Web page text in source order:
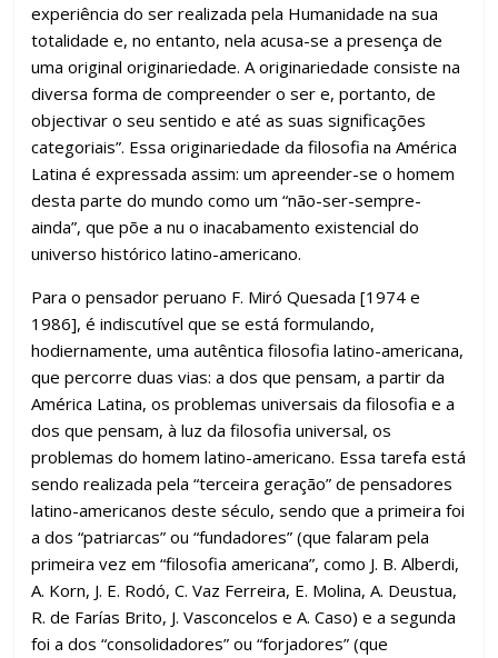
experiência do ser realizada pela Humanidade na sua
totalidade e, no entanto, nela acusa-se a presença de
uma original originariedade. A originariedade consiste na
diversa forma de compreender o ser e, portanto, de
objectivar o seu sentido e até as suas significações
categoriais”. Essa originariedade da filosofia na América
Latina é expressada assim: um apreender-se o homem
desta parte do mundo como um “não-ser-sempre-
ainda”, que põe a nu o inacabamento existencial do
universo histórico latino-americano.
Para o pensador peruano F. Miró Quesada [1974 e
1986], é indiscutível que se está formulando,
hodiernamente, uma autêntica filosofia latino-americana,
que percorre duas vias: a dos que pensam, a partir da
América Latina, os problemas universais da filosofia e a
dos que pensam, à luz da filosofia universal, os
problemas do homem latino-americano. Essa tarefa está
sendo realizada pela “terceira geração” de pensadores
latino-americanos deste século, sendo que a primeira foi
a dos “patriarcas” ou “fundadores” (que falaram pela
primeira vez em “filosofia americana”, como J. B. Alberdi,
A. Korn, J. E. Rodó, C. Vaz Ferreira, E. Molina, A. Deustua,
R. de Farías Brito, J. Vasconcelos e A. Caso) e a segunda
foi a dos “consolidadores” ou “forjadores” (que